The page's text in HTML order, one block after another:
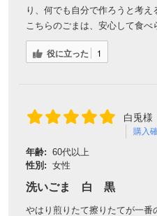
り、何でも自分で作ろうと考え
こちらのごまは、安心して食べ
役に立った 1
白兎様
購入
年齢: 60代以上
性別: 女性
洗いごま 白 黒
やはり煎りたて擦りたてが一